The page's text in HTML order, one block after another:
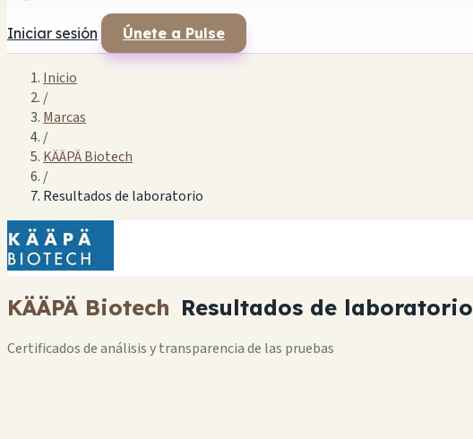
Iniciar sesión Únete a Pulse
Inicio
/
Marcas
/
KÄÄPÄ Biotech
/
Resultados de laboratorio
KÄÄPÄ Biotech Resultados de laboratorio
Certificados de análisis y transparencia de las pruebas